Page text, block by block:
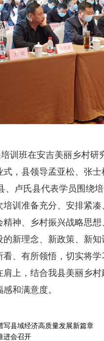
班在安吉美丽乡村研
，县领导孟亚松、张士
卢氏县代表学员围绕培
训准备充分、安排紧
神、乡村振兴战略思
新理念、新政策、新
、有所领悟，切实将
上，结合我县美丽乡村
和满意度。
写县域经济高质量发展新篇章
进会召开